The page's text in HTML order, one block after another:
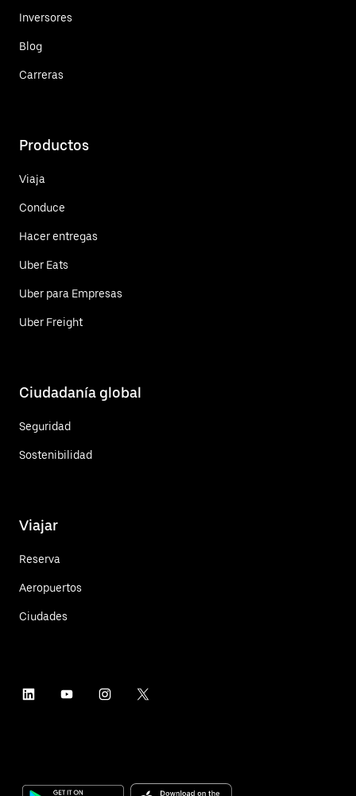
Inversores
Blog
Carreras
Productos
Viaja
Conduce
Hacer entregas
Uber Eats
Uber para Empresas
Uber Freight
Ciudadanía global
Seguridad
Sostenibilidad
Viajar
Reserva
Aeropuertos
Ciudades